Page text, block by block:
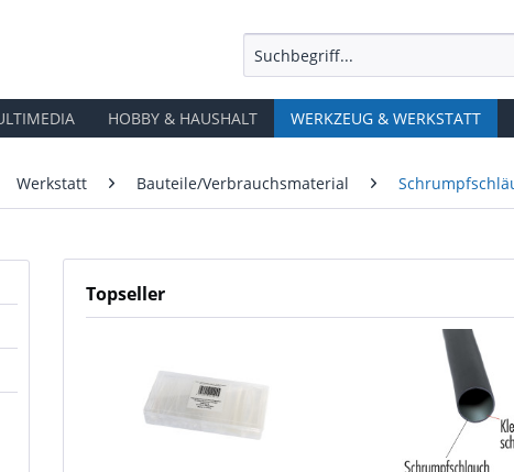
HOBBY & HAUSHALT WERKZEUG & WERKSTATT
Werkstatt Bauteile/Verbrauchsmaterial
Topseller